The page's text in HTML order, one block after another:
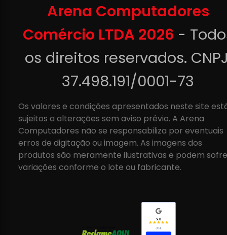
Arena Computadores
Comércio LTDA 2026 -
os direitos reservados.
37.498.191/0001-73
Os valores e condições apresentados neste site
sujeitos a alterações sem aviso prévio. A Arena
Computadores não se responsabiliza por eventuais
erros de digitação ou imagem. As imagens dos
produtos são meramente ilustrativas e podem
variações conforme o lote ou fabricante.